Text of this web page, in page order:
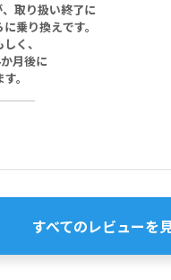
取り扱い終了に
乗り換えです。
く、
月後に
。
すべてのレビューを